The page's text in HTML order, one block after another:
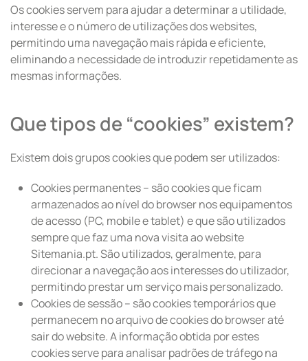
Os cookies servem para ajudar a determinar a utilidade,
interesse e o número de utilizações dos websites,
permitindo uma navegação mais rápida e eficiente,
eliminando a necessidade de introduzir repetidamente as
mesmas informações.
Que tipos de “cookies” existem?
Existem dois grupos cookies que podem ser utilizados:
Cookies permanentes – são cookies que ficam
armazenados ao nível do browser nos equipamentos
de acesso (PC, mobile e tablet) e que são utilizados
sempre que faz uma nova visita ao website
Sitemania.pt. São utilizados, geralmente, para
direcionar a navegação aos interesses do utilizador,
permitindo prestar um serviço mais personalizado.
Cookies de sessão – são cookies temporários que
permanecem no arquivo de cookies do browser até
sair do website. A informação obtida por estes
cookies serve para analisar padrões de tráfego na